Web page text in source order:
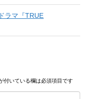
ラマ『TRUE
付いている欄は必須項目です